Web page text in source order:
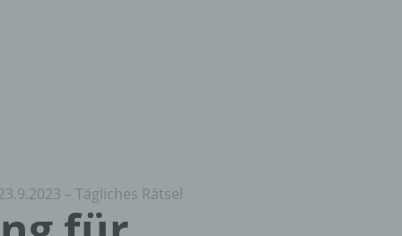
– Tägliches Rätsel